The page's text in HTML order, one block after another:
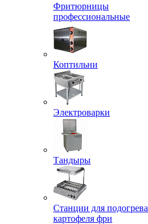
Фритюрницы
профессиональные
Коптильни
Электроварки
Тандыры
Станции для подогрева
картофеля фри